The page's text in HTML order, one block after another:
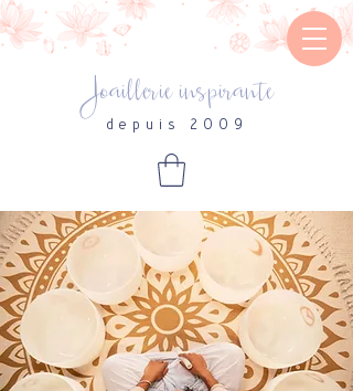
Joaillerie inspirante
depuis 2009